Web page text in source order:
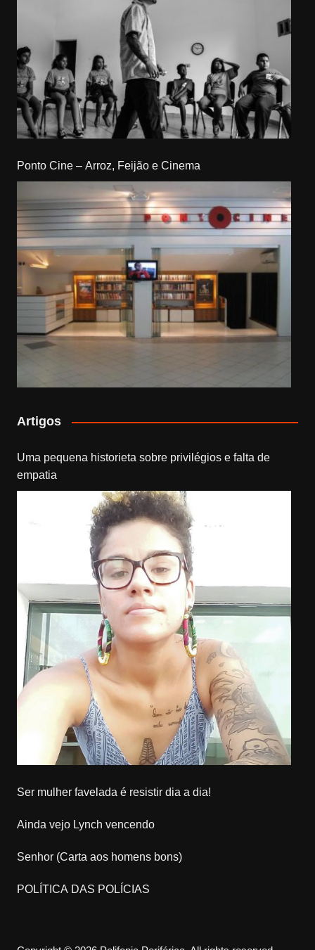
Ponto Cine – Arroz, Feijão e Cinema
Artigos
Uma pequena historieta sobre privilégios e falta de
empatia
Ser mulher favelada é resistir dia a dia!
Ainda vejo Lynch vencendo
Senhor (Carta aos homens bons)
POLÍTICA DAS POLÍCIAS